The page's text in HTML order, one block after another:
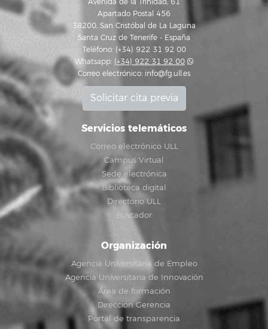
Avenida de la Trinidad, 61
Apartado Postal 456
38200, San Cristóbal de La Laguna
Santa Cruz de Tenerife - España
Teléfono: (+34) 922 31 92 00
Whatsapp: (+34) 922 31 92 00
Correo electrónico: info@fg.ull.es
Solicitar cita previa
Servicios telemáticos
Correo electrónico ULL
Campus Virtual
Sede electrónica
Biblioteca digital
Directorio ULL
Buscador
Organización
Agencia Universitaria de Empleo
Agencia Universitaria de Innovación
Área de formación
Dirección Gerencia
Portal de transparencia